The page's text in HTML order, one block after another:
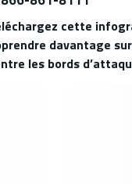
cette
davantage
les bords